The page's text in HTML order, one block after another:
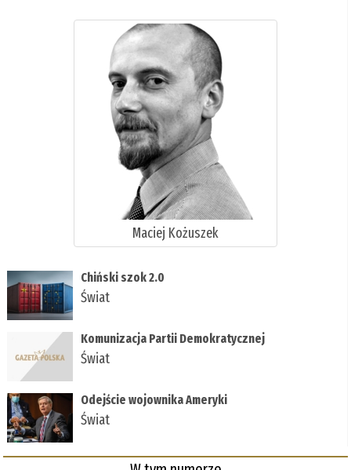
Maciej Kożuszek
Chiński szok 2.0
Świat
Komunizacja Partii Demokratycznej
Świat
Odejście wojownika Ameryki
Świat